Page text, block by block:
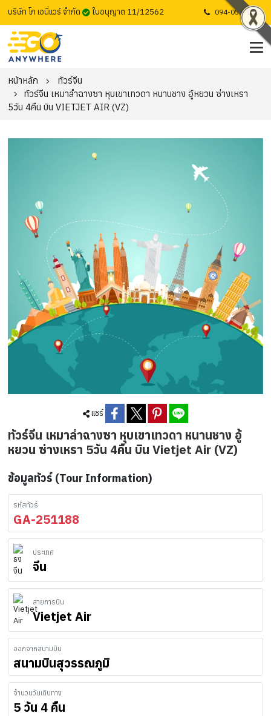
บริษัท โก เอนี่แวร์ จำกัด ใบอนุญาต 11/12562 094-053-1725
หน้าหลัก
ทัวร์จีน
ทัวร์จีน เหมาลำฉางซา หุบเขาเทวดา หนานชาง อู้หยวน ซ่างเหรา
5วัน 4คืน บิน VIETJET AIR (VZ)
แชร์
ทัวร์จีน เหมาลำฉางซา หุบเขาเทวดา หนานชาง อู้
หยวน ซ่างเหรา 5วัน 4คืน บิน Vietjet Air (VZ)
ข้อมูลทัวร์ (Tour Information)
รหัสทัวร์
GA-251188
ประเทศ
จีน
สายการบิน
Vietjet Air
ออกจากสนามบิน
สนามบินสุวรรณภูมิ
จำนวนวันเดินทาง
5 วัน 4 คืน